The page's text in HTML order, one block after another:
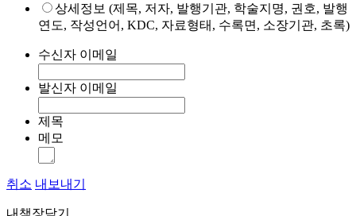
상세정보 (제목, 저자, 발행기관, 학술지명, 권호, 발행
연도, 작성언어, KDC, 자료형태, 수록면, 소장기관, 초록)
수신자 이메일
발신자 이메일
제목
메모
취소 내보내기
내책장담기